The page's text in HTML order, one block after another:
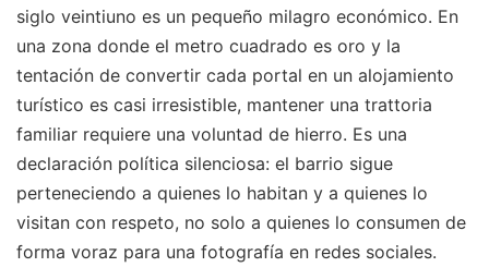
siglo veintiuno es un pequeño milagro económico. En
una zona donde el metro cuadrado es oro y la
tentación de convertir cada portal en un alojamiento
turístico es casi irresistible, mantener una trattoria
familiar requiere una voluntad de hierro. Es una
declaración política silenciosa: el barrio sigue
perteneciendo a quienes lo habitan y a quienes lo
visitan con respeto, no solo a quienes lo consumen de
forma voraz para una fotografía en redes sociales.